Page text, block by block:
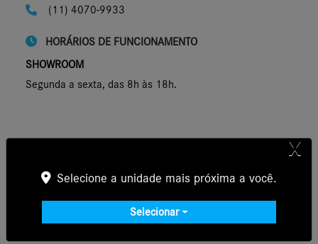
(11) 4070-9933
HORÁRIOS DE FUNCIONAMENTO
SHOWROOM
Segunda a sexta, das 8h às 18h.
X
Selecione a unidade mais próxima a você.
Selecionar